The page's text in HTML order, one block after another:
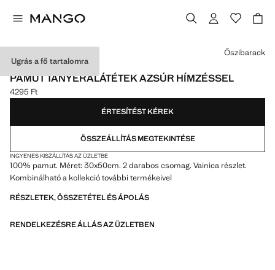
Ugrás a fő tartalomra
2 DB-OS CSOMAG
PAMUT TÁNYÉRALÁTÉTEK AZSÚR HÍMZÉSSEL
Jelenlegi ár [4295 Ft ]
4295 Ft
Válassz egy színt
Őszibarack
ÉRTESÍTÉST KÉREK
ÖSSZEÁLLÍTÁS MEGTEKINTÉSE
INGYENES KISZÁLLÍTÁS AZ ÜZLETBE
100% pamut. Méret: 30x50cm. 2 darabos csomag. Vainica részlet.
Kombinálható a kollekció további termékeivel
RÉSZLETEK, ÖSSZETÉTEL ÉS ÁPOLÁS
RENDELKEZÉSRE ÁLLÁS AZ ÜZLETBEN